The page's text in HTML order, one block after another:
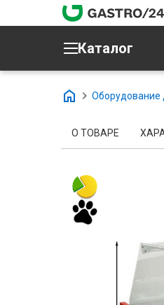
Каталог
Оборудование
О ТОВАРЕ